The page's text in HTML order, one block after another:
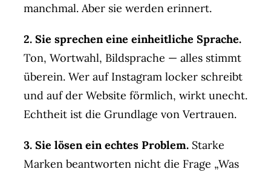
manchmal. Aber sie werden erinnert.
2. Sie sprechen eine einheitliche Sprache.
Ton, Wortwahl, Bildsprache — alles stimmt
überein. Wer auf Instagram locker schreibt
und auf der Website förmlich, wirkt unecht.
Echtheit ist die Grundlage von Vertrauen.
3. Sie lösen ein echtes Problem.Starke
Marken beantworten nicht die Frage „Was